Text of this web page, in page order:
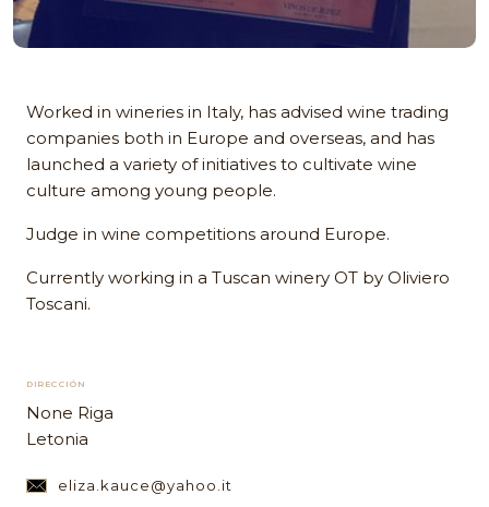
Worked in wineries in Italy, has advised wine trading
companies both in Europe and overseas, and has
launched a variety of initiatives to cultivate wine
culture among young people.
Judge in wine competitions around Europe.
Currently working in a Tuscan winery OT by Oliviero
Toscani.
DIRECCIÓN
None Riga
Letonia
eliza.kauce@yahoo.it